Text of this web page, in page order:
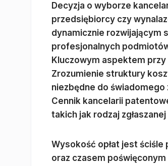
Decyzja o wyborze
przedsiębiorcy czy
dynamicznie rozwijającym
profesjonalnych
Kluczowym aspektem
Zrozumienie struktury
niezbędne do
Cennik kancelarii
takich jak rodzaj
Wysokość opłat jest ściśle
oraz czasem